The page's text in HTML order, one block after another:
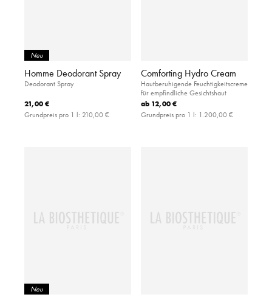
Neu
Homme Deodorant Spray
Deodorant Spray
21,00 €
Grundpreis pro 1 l: 210,00 €
Comforting Hydro Cream
Hautberuhigende Feuchtigkeitscreme
für empfindliche Gesichtshaut
ab 12,00 €
Grundpreis pro 1 l: 1.200,00 €
Neu